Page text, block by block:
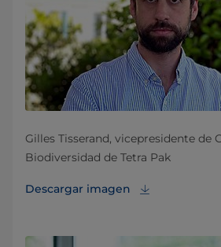
Gilles Tisserand, vicepresidente de
Biodiversidad de Tetra Pak
Descargar imagen